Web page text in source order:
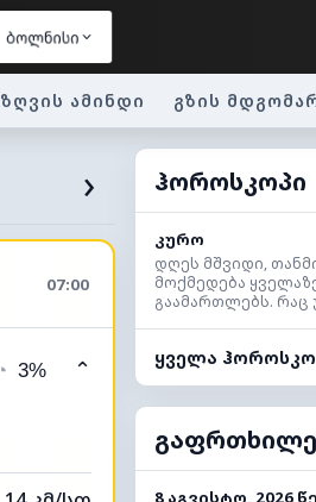
ბოლნისი
ზღვის ამინდი გზის
›
07:00
◔ 3% ⌃
ჰოროსკოპი
კურო
დღეს მშვიდი,
მოქმედება
გაამართლებს. რაც
ყველა
8 აგვისტო, 2026